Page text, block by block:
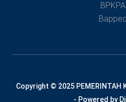
Copyright © 2025 PEMERINTAH
- Powered by